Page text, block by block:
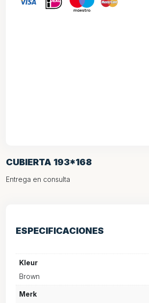
CUBIERTA 193*168
Entrega en consulta
ESPECIFICACIONES
Kleur
Brown
Merk